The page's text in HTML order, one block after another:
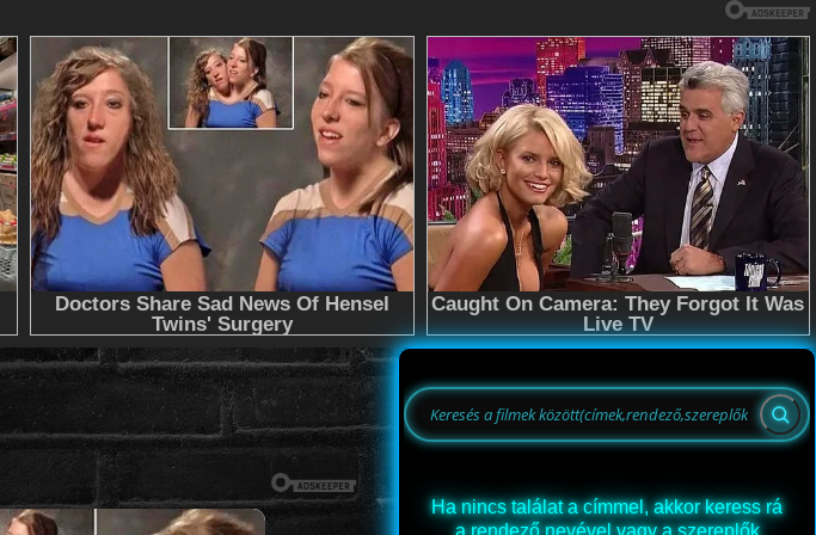
Ha nincs találat a címmel, akkor keress rá
a rendező nevével vagy a szereplők